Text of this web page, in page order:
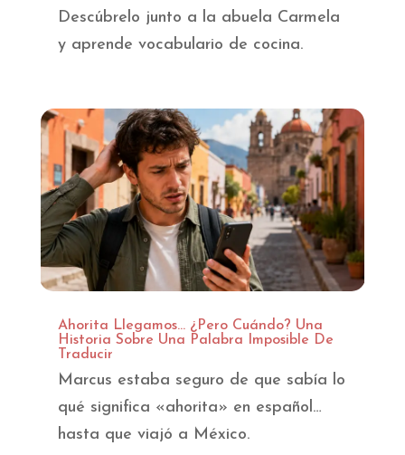
Descúbrelo junto a la abuela Carmela
y aprende vocabulario de cocina.
Ahorita Llegamos… ¿Pero Cuándo? Una
Historia Sobre Una Palabra Imposible De
Traducir
Marcus estaba seguro de que sabía lo
qué significa «ahorita» en español…
hasta que viajó a México.